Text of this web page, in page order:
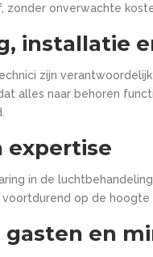
zonder onverwachte
installatie
zijn
alles naar behoren
expertise
in de
op de
en